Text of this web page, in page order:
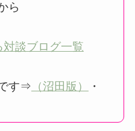
ら
談ブログ一覧
す⇒ （沼田版）
・